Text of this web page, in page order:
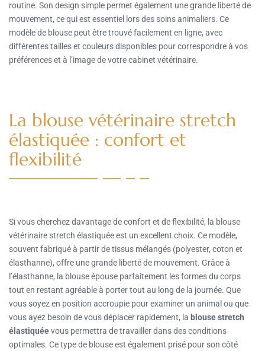
routine. Son design simple permet également une grande liberté de
mouvement, ce qui est essentiel lors des soins animaliers. Ce
modèle de blouse peut être trouvé facilement en ligne, avec
différentes tailles et couleurs disponibles pour correspondre à vos
préférences et à l’image de votre cabinet vétérinaire.
La blouse vétérinaire stretch
élastiquée : confort et
flexibilité
Si vous cherchez davantage de confort et de flexibilité, la blouse
vétérinaire stretch élastiquée est un excellent choix. Ce modèle,
souvent fabriqué à partir de tissus mélangés (polyester, coton et
élasthanne), offre une grande liberté de mouvement. Grâce à
l’élasthanne, la blouse épouse parfaitement les formes du corps
tout en restant agréable à porter tout au long de la journée. Que
vous soyez en position accroupie pour examiner un animal ou que
vous ayez besoin de vous déplacer rapidement, la blouse stretch
élastiquéevous permettra de travailler dans des conditions
optimales. Ce type de blouse est également prisé pour son côté